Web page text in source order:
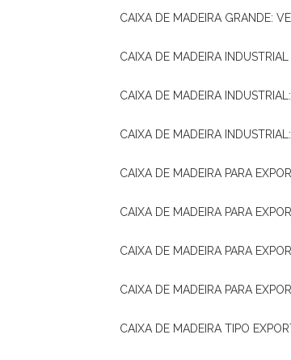
CAIXA DE MADEIRA GRANDE:
CAIXA DE MADEIRA
CAIXA DE MADEIRA
CAIXA DE MADEIRA
CAIXA DE MADEIRA PARA
CAIXA DE MADEIRA PARA
CAIXA DE MADEIRA PARA
CAIXA DE MADEIRA PARA
CAIXA DE MADEIRA TIPO